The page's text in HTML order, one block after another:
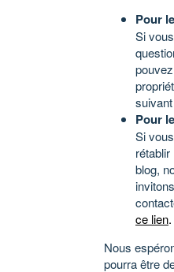
Pour
Si
suivant
Pour
Si
rétablir
blog,
ce lien.
Nous
pourra être